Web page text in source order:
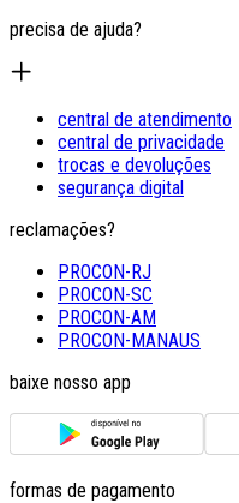
precisa de ajuda?
central de atendimento
central de privacidade
trocas e devoluções
segurança digital
reclamações?
PROCON-RJ
PROCON-SC
PROCON-AM
PROCON-MANAUS
baixe nosso app
formas de pagamento